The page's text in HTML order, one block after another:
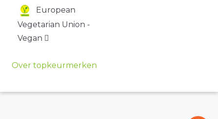
European
Vegetarian Union -
Vegan
Over topkeurmerken